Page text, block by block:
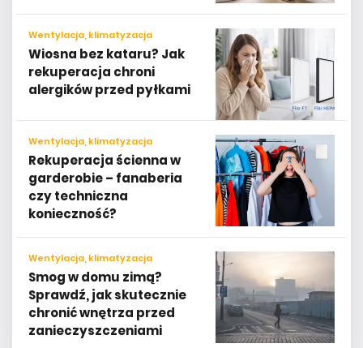
Wentylacja, klimatyzacja
Wiosna bez kataru? Jak
rekuperacja chroni
alergików przed pyłkami
Wentylacja, klimatyzacja
Rekuperacja ścienna w
garderobie – fanaberia
czy techniczna
konieczność?
Wentylacja, klimatyzacja
Smog w domu zimą?
Sprawdź, jak skutecznie
chronić wnętrza przed
zanieczyszczeniami